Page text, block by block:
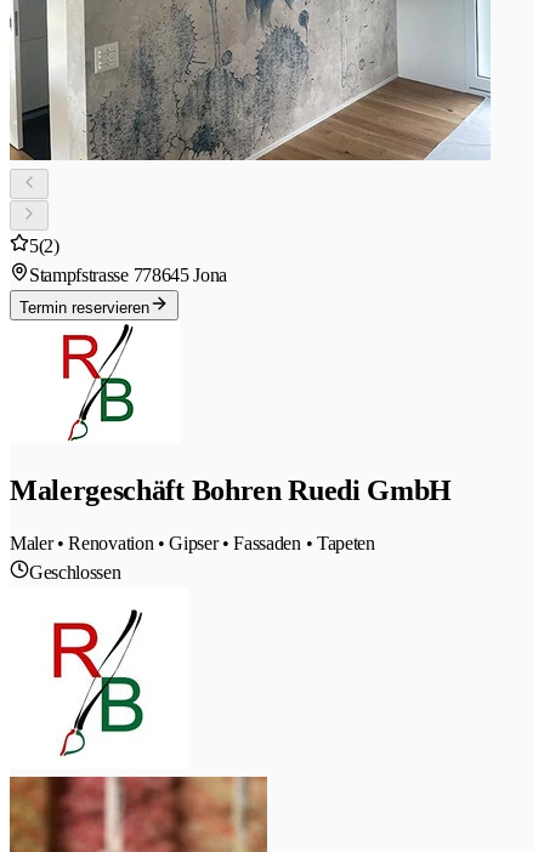
5(2)
Stampfstrasse 778645 Jona
Termin reservieren
Malergeschäft Bohren Ruedi GmbH
Maler • Renovation • Gipser • Fassaden • Tapeten
Geschlossen